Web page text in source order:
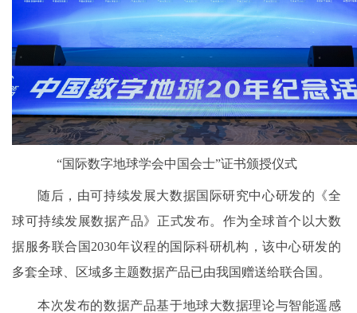
“国际数字地球学会中国会士”证书颁授仪式
随后，由可持续发展大数据国际研究中心研发的《全
球可持续发展数据产品》正式发布。作为全球首个以大数
据服务联合国2030年议程的国际科研机构，该中心研发的
多套全球、区域多主题数据产品已由我国赠送给联合国。
本次发布的数据产品基于地球大数据理论与智能遥感